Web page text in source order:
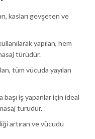
kasları gevşeten ve
yapılan, hem
türüdür.
tüm vücuda yayılan
başı iş yapanlar için ideal
türüdür.
artıran ve vücudu